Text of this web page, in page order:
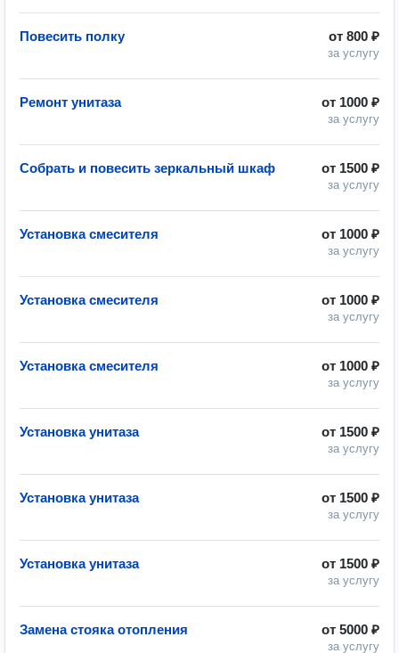
от 800 ₽
за услугу
Повесить полку
от 1000 ₽
за услугу
Ремонт унитаза
от 1500 ₽
за услугу
Собрать и повесить зеркальный шкаф
от 1000 ₽
за услугу
Установка смесителя
от 1000 ₽
за услугу
Установка смесителя
от 1000 ₽
за услугу
Установка смесителя
от 1500 ₽
за услугу
Установка унитаза
от 1500 ₽
за услугу
Установка унитаза
от 1500 ₽
за услугу
Установка унитаза
от 5000 ₽
за услугу
Замена стояка отопления